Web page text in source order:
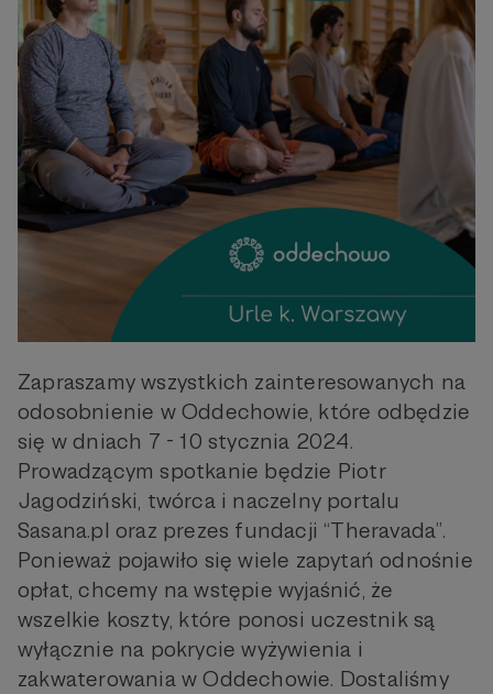
Zapraszamy wszystkich zainteresowanych na
odosobnienie w Oddechowie, które odbędzie
się w dniach 7 - 10 stycznia 2024.
Prowadzącym spotkanie będzie Piotr
Jagodziński, twórca i naczelny portalu
Sasana.pl oraz prezes fundacji “Theravada”.
Ponieważ pojawiło się wiele zapytań odnośnie
opłat, chcemy na wstępie wyjaśnić, że
wszelkie koszty, które ponosi uczestnik są
wyłącznie na pokrycie wyżywienia i
zakwaterowania w Oddechowie. Dostaliśmy